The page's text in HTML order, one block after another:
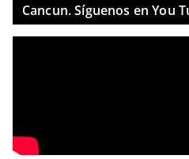
Cancun. Síguenos en You